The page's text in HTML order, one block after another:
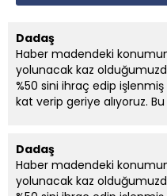
Dadaş
Haber madendeki
yolunacak kaz
%50 sini ihraç edip
kat verip geriye alıyoruz.
Dadaş
Haber madendeki
yolunacak kaz